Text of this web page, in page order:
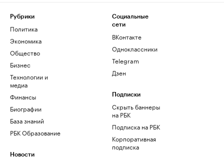
Рубрики
Политика
Экономика
Общество
Бизнес
Технологии и
медиа
Финансы
Биографии
База знаний
РБК Образование
Новости
Социальные
сети
ВКонтакте
Одноклассники
Telegram
Дзен
Подписки
Скрыть баннеры
на РБК
Подписка на РБК
Корпоративная
подписка